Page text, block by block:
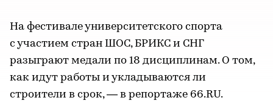
На фестивале университетского спорта
с участием стран ШОС, БРИКС и СНГ
разыграют медали по 18 дисциплинам. О том,
как идут работы и укладываются ли
строители в срок, — в репортаже 66.RU.